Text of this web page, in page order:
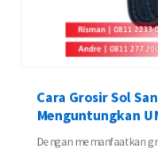
Cara Grosir Sol
Menguntungkan
Dengan memanfaatkan